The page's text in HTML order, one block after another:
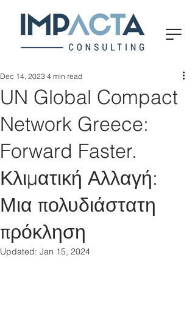
UN Global Compact
Network Greece:
Forward Faster.
Κλιματική Αλλαγή:
Μια πολυδιάστατη
πρόκληση
Dec 14, 2023 4 min read
Updated: Jan 15, 2024